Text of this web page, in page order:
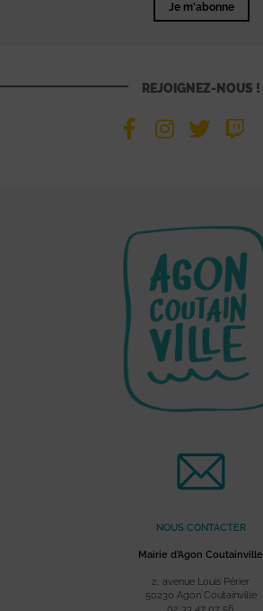
Je m'abonne
REJOIGNEZ-NOUS !
NOUS CONTACTER
Mairie d’Agon Coutainville
2, avenue Louis Périer
50230 Agon Coutainville
02 33 47 07 56